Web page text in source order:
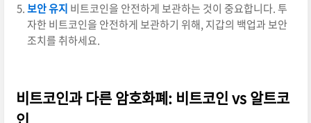
보안 유지 비트코인을 안전하게 보관하는 것이 중요합니다. 투
자한 비트코인을 안전하게 보관하기 위해, 지갑의 백업과 보안
조치를 취하세요.
비트코인과 다른 암호화폐: 비트코인 vs 알트코